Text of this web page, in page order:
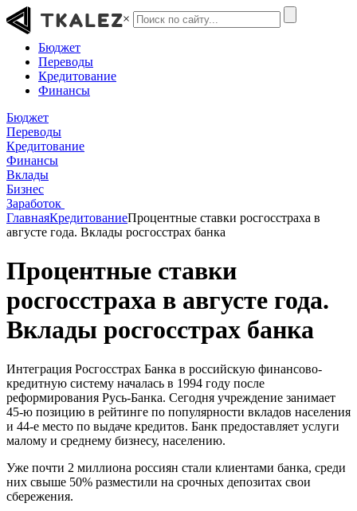
×
Бюджет
Переводы
Кредитование
Финансы
Бюджет
Переводы
Кредитование
Финансы
Вклады
Бизнес
Заработок
ГлавнаяКредитованиеПроцентные ставки росгосстраха в
августе года. Вклады росгосстрах банка
Процентные ставки
росгосстраха в августе года.
Вклады росгосстрах банка
Интеграция Росгосстрах Банка в российскую финансово-
кредитную систему началась в 1994 году после
реформирования Русь-Банка. Сегодня учреждение занимает
45-ю позицию в рейтинге по популярности вкладов населения
и 44-е место по выдаче кредитов. Банк предоставляет услуги
малому и среднему бизнесу, населению.
Уже почти 2 миллиона россиян стали клиентами банка, среди
них свыше 50% разместили на срочных депозитах свои
сбережения.